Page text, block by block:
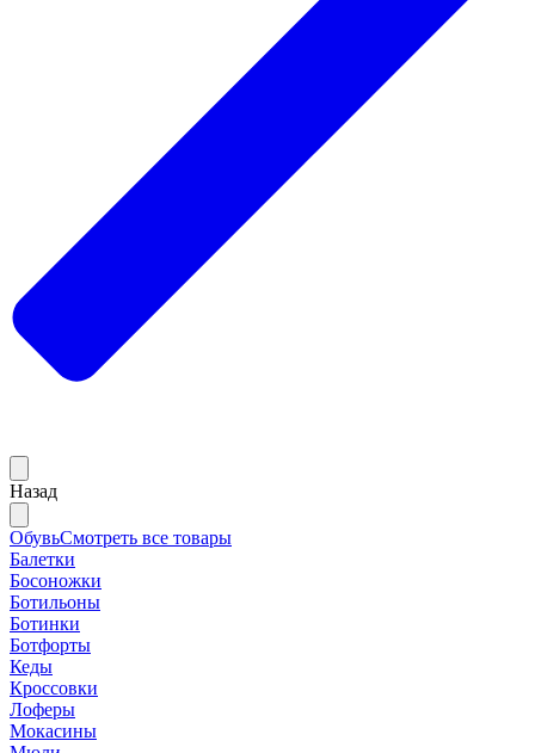
Назад
ОбувьСмотреть все товары
Балетки
Босоножки
Ботильоны
Ботинки
Ботфорты
Кеды
Кроссовки
Лоферы
Мокасины